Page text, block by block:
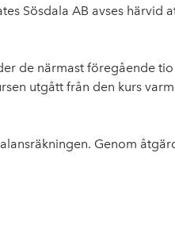
Sösdala AB avses härvid
de närmast föregående
utgått från den kurs
Genom